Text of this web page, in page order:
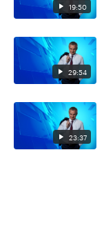
19:50
29:54
23:37